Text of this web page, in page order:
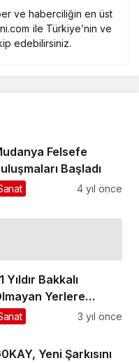
ve haberciliğin en üst
ile Türkiye’nin ve
edebilirsiniz.
Felsefe
Başladı
4 yıl önce
Yıldır Bakkalı
Yerlere
Götürüyor3 yıl önce
Yeni Şarkısını